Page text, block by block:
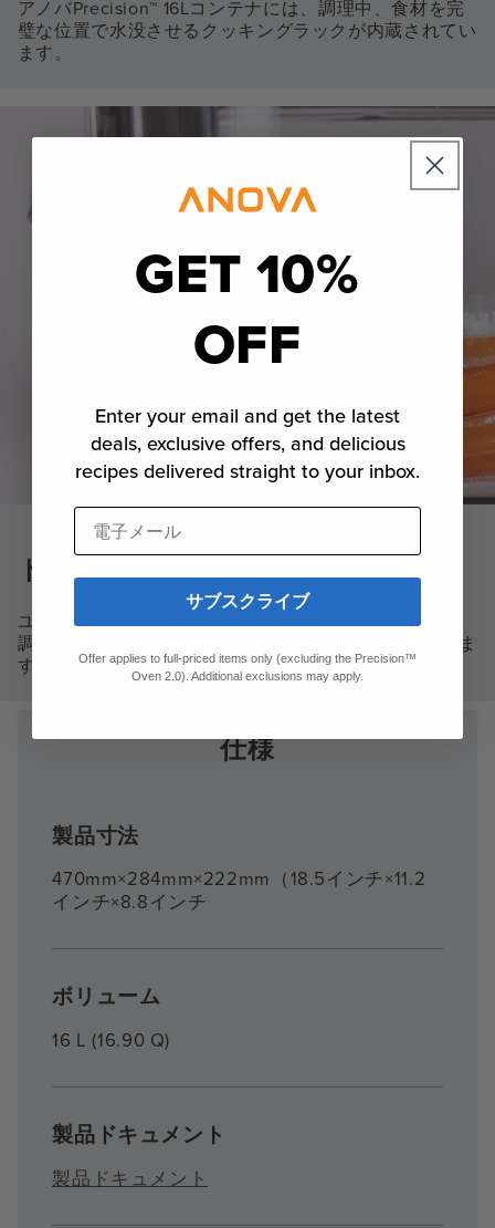
アノバPrecision™ 16Lコンテナには、調理中、食材を完
璧な位置で水没させるクッキングラックが内蔵されてい
ます。
トリベットを捨てる。
ユニークな3mmの盛り上がった底面により、長時間の
調理でもカウンタートップが安全であることを保証しま
す。
仕様
製品寸法
470mm×284mm×222mm（18.5インチ×11.2
インチ×8.8インチ
ボリューム
16 L (16.90 Q)
製品ドキュメント
製品ドキュメント
GET 10%
OFF
Enter your email and get the latest
deals, exclusive offers, and delicious
recipes delivered straight to your inbox.
電子メール
サブスクライブ
Offer applies to full-priced items only (excluding the Precision™
Oven 2.0). Additional exclusions may apply.